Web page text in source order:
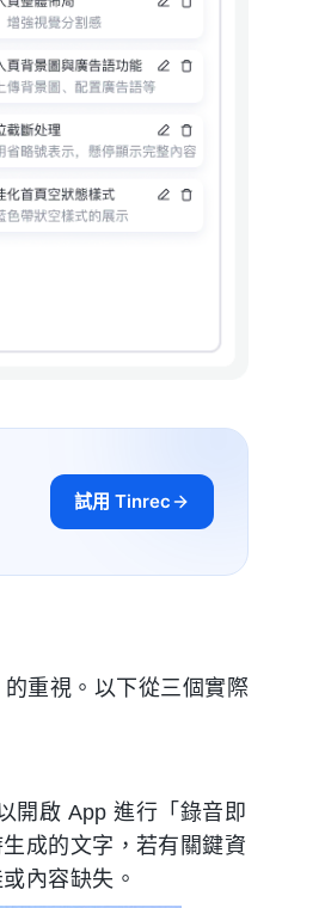
試用 Tinrec
重視。以下從三個實際
開啟 App 進行「錄音即
成的文字，若有關鍵資
內容缺失。